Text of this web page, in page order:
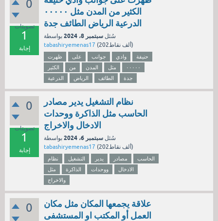
0
تصويتات
1
إجابة
الكثير من المدن مثل ٠٠٠٠٠
الدرعية الرياض الطائف جدة
سُئل سبتمبر 8، 2024
بواسطة
tabashiryemenas17 ( 202ألف نقاط)
ظهرت على جوانب وادي
حنيفة
الكثير
من المدن مثل
٠٠٠٠٠
الدرعية
الرياض الطائف جدة
0
تصويتات
1
إجابة
نظام التشغيل يدير مصادر
الحاسب مثل الذاكرة ووحدات
الادخال والاخراج
سُئل سبتمبر 6، 2024
بواسطة
tabashiryemenas17 ( 202ألف نقاط)
نظام التشغيل يدير مصادر
الحاسب
مثل
الذاكرة ووحدات
الادخال
والاخراج
0
علاقة يجمعها المكان مثل مكان
العمل أو المكتب او المستشفى